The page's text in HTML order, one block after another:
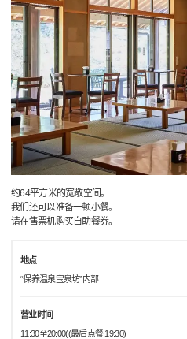
约64平方米的宽敞空间。
我们还可以准备一顿小餐。
请在售票机购买自助餐券。
地点
“保养温泉宝泉坊”内部
营业时间
11:30至20:00((最后点餐 19:30)